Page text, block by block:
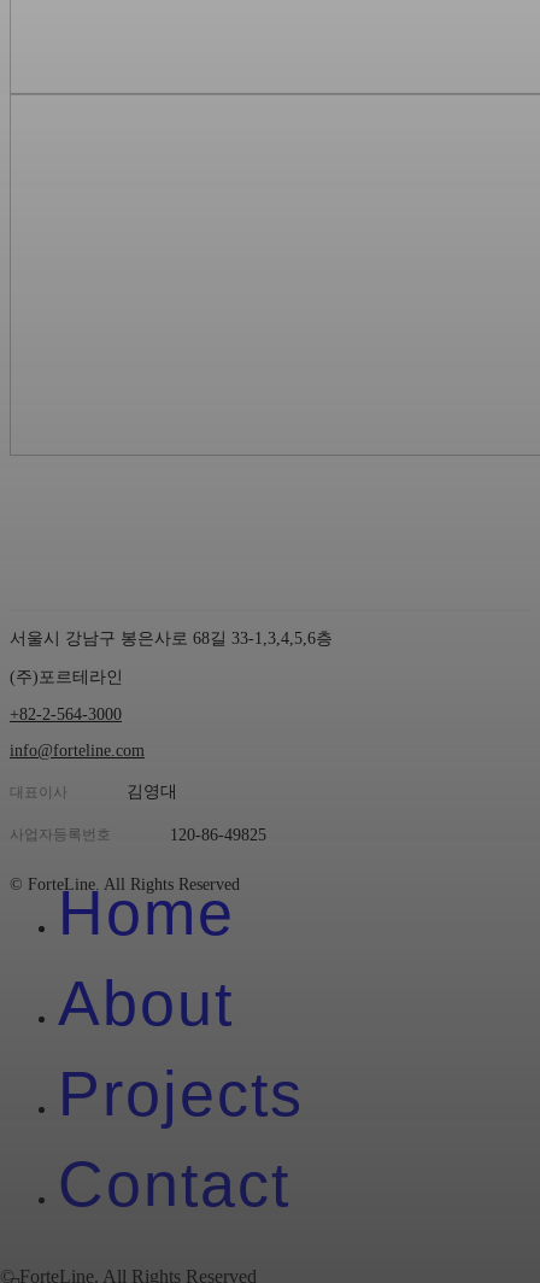
서울시 강남구 봉은사로 68길 33-1,3,4,5,6층
(주)포르테라인
+82-2-564-3000
info@forteline.com
대표이사 김영대
사업자등록번호 120-86-49825
© ForteLine. All Rights Reserved
Close Home
About
Projects
Contact
© ForteLine. All Rights Reserved